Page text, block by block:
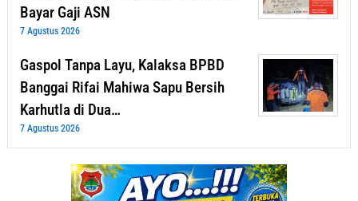
Bayar Gaji ASN
7 Agustus 2026
Gaspol Tanpa Layu, Kalaksa BPBD
Banggai Rifai Mahiwa Sapu Bersih
Karhutla di Dua…
7 Agustus 2026